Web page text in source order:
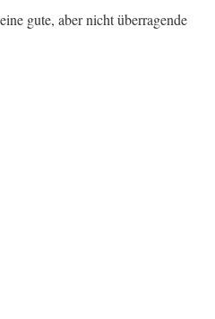
gute, aber nicht überragende